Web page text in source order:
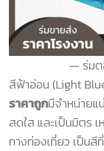
ร่ม
สีฟ้าอ่อน (Light
ราคาถูกมีจำหน่ายแ
สดใส และเป็นมิตร
ทางท่องเที่ยว เป็นสี